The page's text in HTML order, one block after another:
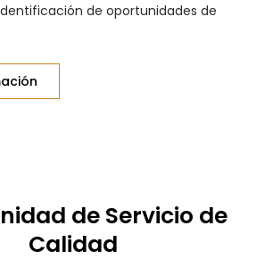
de oportunidades de
de Servicio de
Calidad